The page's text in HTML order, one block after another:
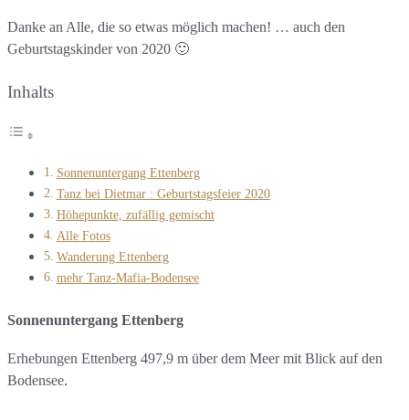
Danke an Alle, die so etwas möglich machen! … auch den
Geburtstagskinder von 2020 🙂
Inhalts
Sonnenuntergang Ettenberg
Tanz bei Dietmar : Geburtstagsfeier 2020
Höhepunkte, zufällig gemischt
Alle Fotos
Wanderung Ettenberg
mehr Tanz-Mafia-Bodensee
Sonnenuntergang Ettenberg
Erhebungen Ettenberg 497,9 m über dem Meer mit Blick auf den
Bodensee.